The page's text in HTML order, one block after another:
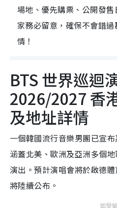
場地、優先購票、公開發
家務必留意，確保不會錯
情！
BTS 世界巡迴
2026/2027 香
及地址詳情
一個韓國流行音樂男團已宣
涵蓋北美、歐洲及亞洲多個
演出。預計演唱會將於啟德
將陸續公布。